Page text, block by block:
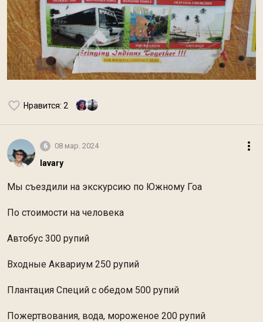
Нравится: 2
6 08 мар. 2024
lavary
Мы съездили на экскурсию по Южному Гоа
По стоимости на человека
Автобус 300 рупий
Входные Аквариум 250 рупий
Плантация Специй с обедом 500 рупий
Пожертвования, вода, мороженое 200 рупий